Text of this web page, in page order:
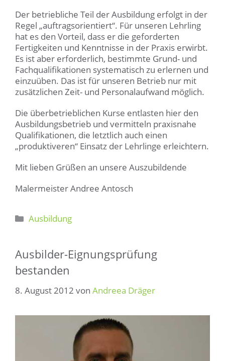
Der betriebliche Teil der Ausbildung erfolgt in der
Regel „auftragsorientiert“. Für unseren Lehrling
hat es den Vorteil, dass er die geforderten
Fertigkeiten und Kenntnisse in der Praxis erwirbt.
Es ist aber erforderlich, bestimmte Grund- und
Fachqualifikationen systematisch zu erlernen und
einzuüben. Das ist für unseren Betrieb nur mit
zusätzlichen Zeit- und Personalaufwand möglich.
Die überbetrieblichen Kurse entlasten hier den
Ausbildungsbetrieb und vermitteln praxisnahe
Qualifikationen, die letztlich auch einen
„produktiveren“ Einsatz der Lehrlinge erleichtern.
Mit lieben Grüßen an unsere Auszubildende
Malermeister Andree Antosch
Kategorien
Ausbildung
Ausbilder-Eignungsprüfung
bestanden
8. August 2012 von Andreea Dräger